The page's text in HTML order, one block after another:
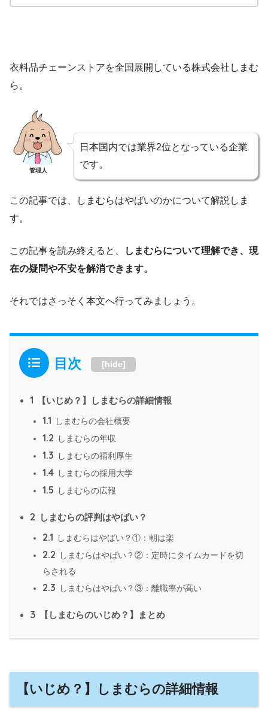
衣料品チェーンストアを全国展開している株式会社しまむ
ら。
管理人
日本国内では業界2位となっている企業
です。
この記事では、しまむらはやばいのかについて解説しま
す。
この記事を読み終えると、
しまむらについて理解でき、現
在の疑問や不安を解消できます。
それではさっそく本文へ行ってみましょう。
目次 [hide]
1 【いじめ？】しまむらの詳細情報
1.1 しまむらの会社概要
1.2 しまむらの年収
1.3 しまむらの福利厚生
1.4 しまむらの採用大学
1.5 しまむらの広報
2 しまむらの評判はやばい？
2.1 しまむらはやばい？①：朝は楽
2.2
しまむらはやばい？②：定時にタイムカードを切
らされる
2.3 しまむらはやばい？③：離職率が高い
3 【しまむらのいじめ？】まとめ
【いじめ？】しまむらの詳細情報